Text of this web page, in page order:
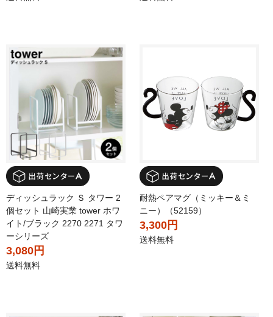
ディッシュラック Ｓ タワー 2
個セット 山崎実業 tower ホワ
イト/ブラック 2270 2271 タワ
ーシリーズ
3,080円
送料無料
耐熱ペアマグ（ミッキー＆ミ
ニー）（52159）
3,300円
送料無料